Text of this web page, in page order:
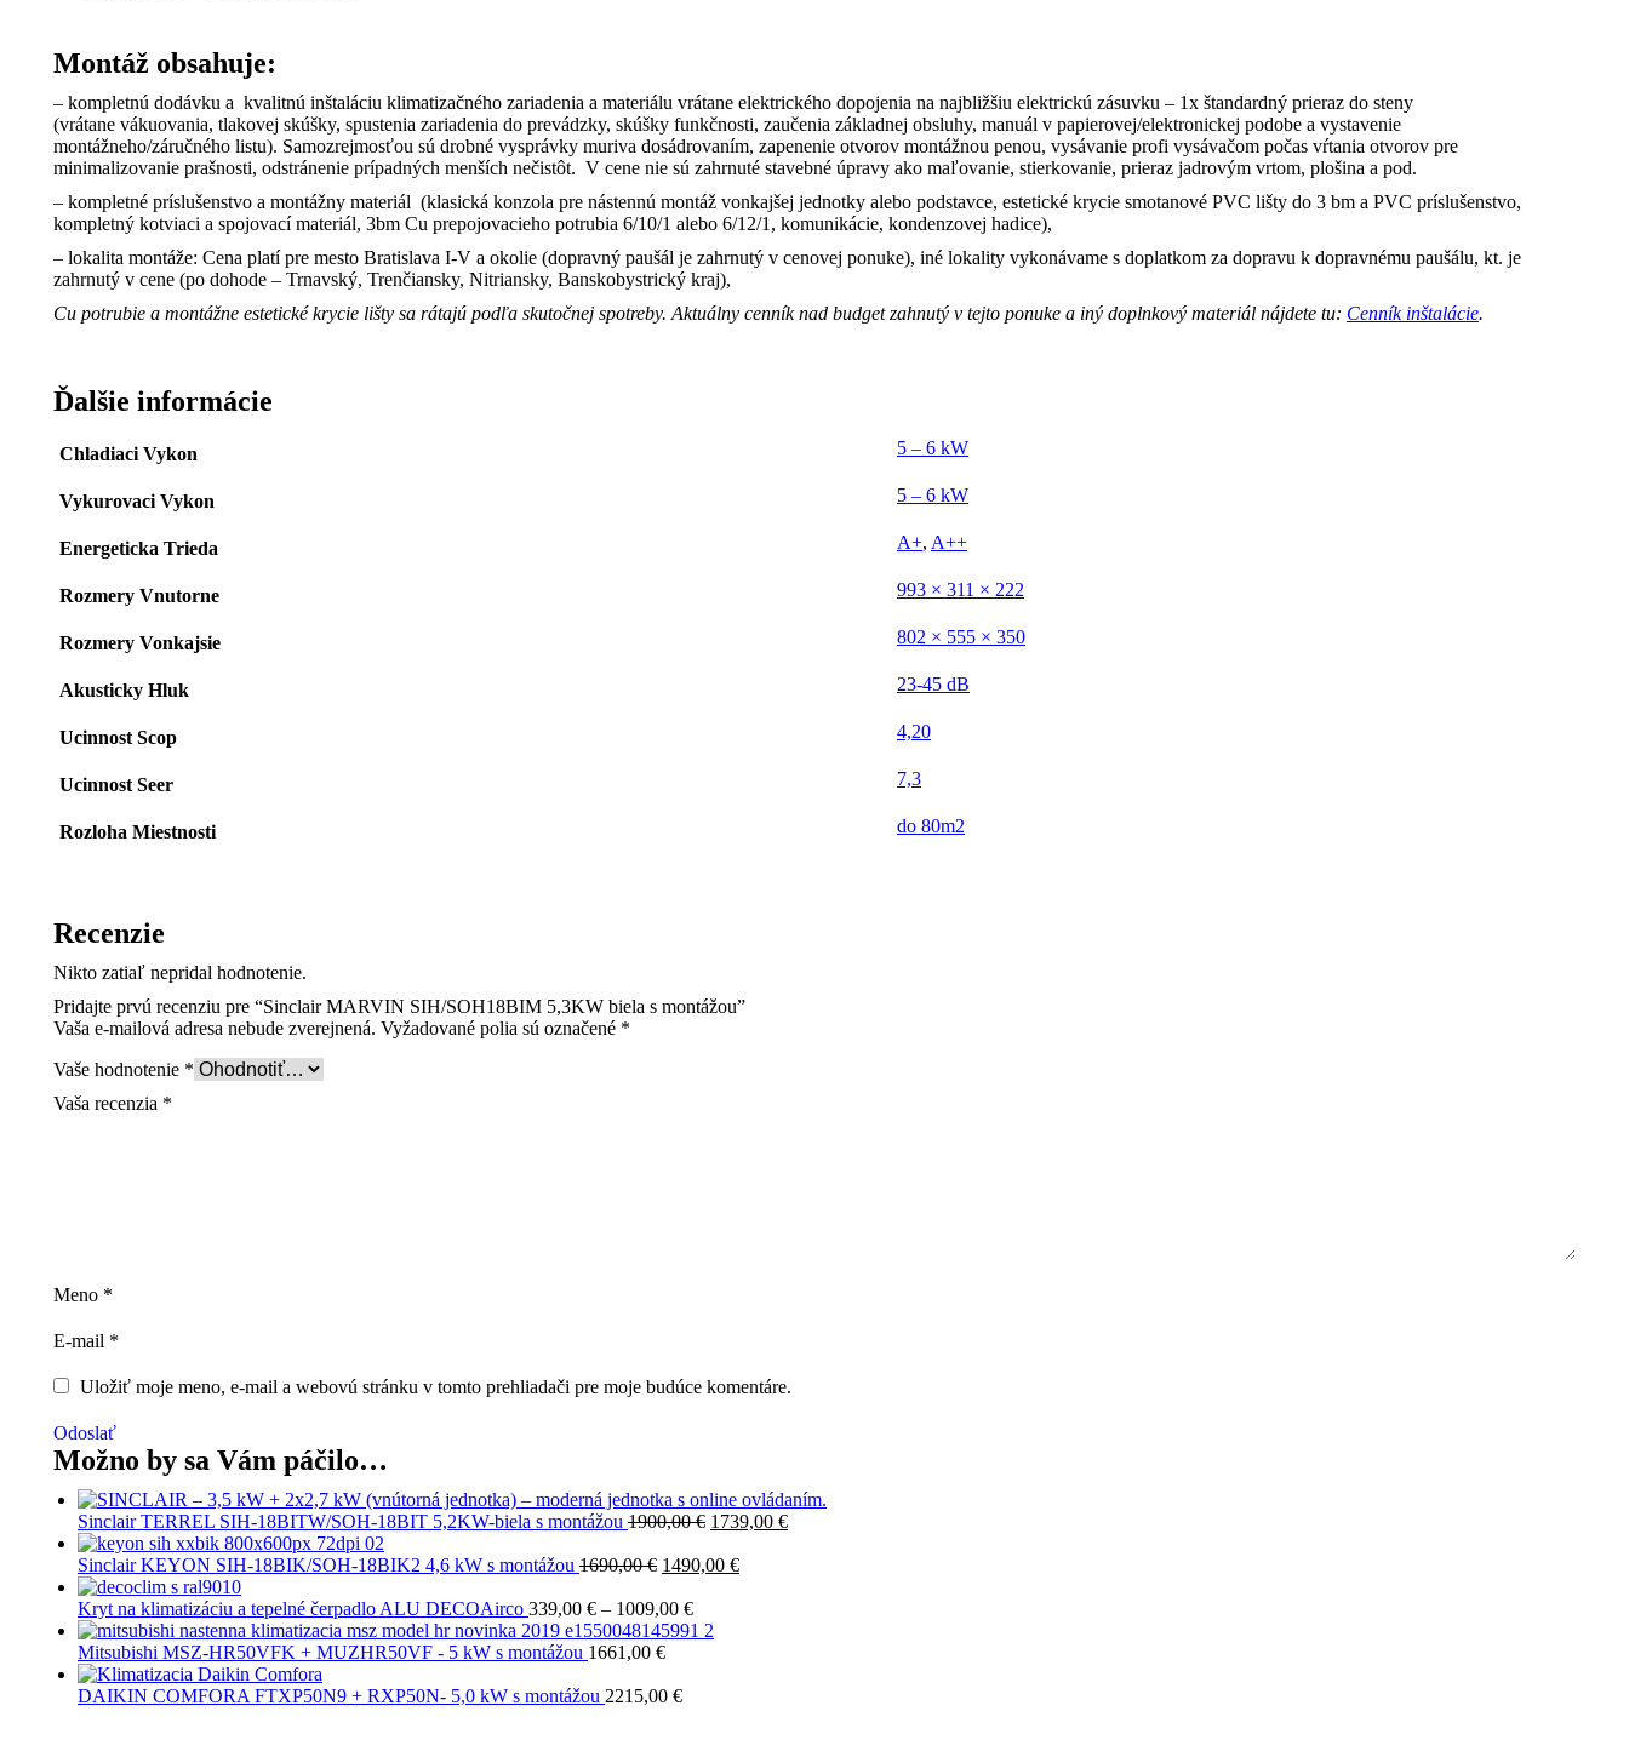
Montáž obsahuje:
– kompletnú dodávku a kvalitnú inštaláciu klimatizačného zariadenia a materiálu vrátane elektrického dopojenia na najbližšiu elektrickú zásuvku – 1x štandardný prieraz do steny
(vrátane vákuovania, tlakovej skúšky, spustenia zariadenia do prevádzky, skúšky funkčnosti, zaučenia základnej obsluhy, manuál v papierovej/elektronickej podobe a vystavenie
montážneho/záručného listu). Samozrejmosťou sú drobné vysprávky muriva dosádrovaním, zapenenie otvorov montážnou penou, vysávanie profi vysávačom počas vŕtania otvorov pre
minimalizovanie prašnosti, odstránenie prípadných menších nečistôt. V cene nie sú zahrnuté stavebné úpravy ako maľovanie, stierkovanie, prieraz jadrovým vrtom, plošina a pod.
– kompletné príslušenstvo a montážny materiál (klasická konzola pre nástennú montáž vonkajšej jednotky alebo podstavce, estetické krycie smotanové PVC lišty do 3 bm a PVC príslušenstvo,
kompletný kotviaci a spojovací materiál, 3bm Cu prepojovacieho potrubia 6/10/1 alebo 6/12/1, komunikácie, kondenzovej hadice),
– lokalita montáže: Cena platí pre mesto Bratislava I-V a okolie (dopravný paušál je zahrnutý v cenovej ponuke), iné lokality vykonávame s doplatkom za dopravu k dopravnému paušálu, kt. je
zahrnutý v cene (po dohode – Trnavský, Trenčiansky, Nitriansky, Banskobystrický kraj),
Cu potrubie a montážne estetické krycie lišty sa rátajú podľa skutočnej spotreby. Aktuálny cenník nad budget zahnutý v tejto ponuke a iný doplnkový materiál nájdete tu: Cenník inštalácie.
Ďalšie informácie
Chladiaci Vykon 5 – 6 kW
Vykurovaci Vykon 5 – 6 kW
Energeticka Trieda A+, A++
Rozmery Vnutorne 993 × 311 × 222
Rozmery Vonkajsie 802 × 555 × 350
Akusticky Hluk 23-45 dB
Ucinnost Scop 4,20
Ucinnost Seer 7,3
Rozloha Miestnosti do 80m2
Recenzie
Nikto zatiaľ nepridal hodnotenie.
Pridajte prvú recenziu pre “Sinclair MARVIN SIH/SOH18BIM 5,3KW biela s montážou”
Vaša e-mailová adresa nebude zverejnená. Vyžadované polia sú označené *
Vaše hodnotenie *
Vaša recenzia *
Meno *
E-mail *
Uložiť moje meno, e-mail a webovú stránku v tomto prehliadači pre moje budúce komentáre.
Odoslať
Možno by sa Vám páčilo…
Sinclair TERREL SIH-18BITW/SOH-18BIT 5,2KW-biela s montážou 1900,00€ Pôvodná
bola:
1739,00 €Aktuálna
Sinclair KEYON SIH-18BIK/SOH-18BIK2 4,6 kW s montážou 1690,00€ Pôvodná
bola:
1690,00 €.
1490,00 €Aktuálna
Kryt na klimatizáciu a tepelné čerpadlo ALU DECOAirco 339,00 € – 1009,00 €Price
range:
Tento
produkt
má
viacero
Mitsubishi MSZ-HR50VFK + MUZHR50VF - 5 kW s montážou 1661,00 €
DAIKIN COMFORA FTXP50N9 + RXP50N- 5,0 kW s montážou 2215,00 €